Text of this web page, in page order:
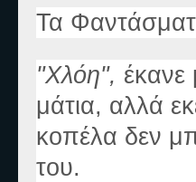
Τα
"Χλόη",
μάτια, αλλά
κοπέλα δεν
του.